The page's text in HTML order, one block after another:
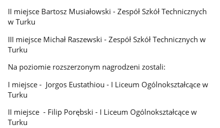
II miejsce Bartosz Musiałowski - Zespół Szkół Technicznych
w Turku
III miejsce Michał Raszewski - Zespół Szkół Technicznych w
Turku
Na poziomie rozszerzonym nagrodzeni zostali:
I miejsce - Jorgos Eustathiou - I Liceum Ogólnokształcące w
Turku
II miejsce - Filip Porębski - I Liceum Ogólnokształcące w
Turku